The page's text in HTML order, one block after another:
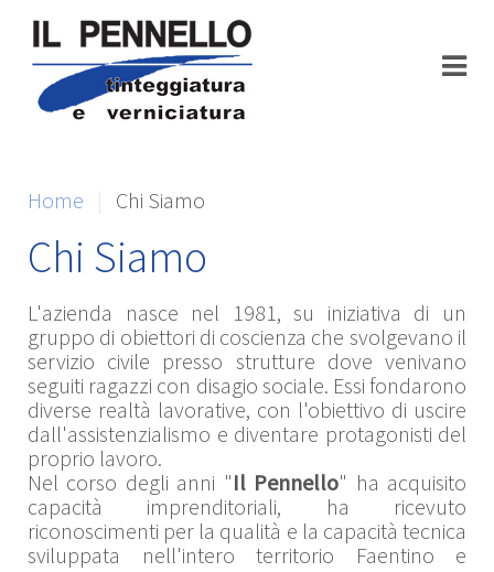
Home Chi Siamo
Chi Siamo
L'azienda nasce nel 1981, su iniziativa di un
gruppo di obiettori di coscienza che svolgevano il
servizio civile presso strutture dove venivano
seguiti ragazzi con disagio sociale. Essi fondarono
diverse realtà lavorative, con l'obiettivo di uscire
dall'assistenzialismo e diventare protagonisti del
proprio lavoro.
Nel corso degli anni "Il Pennello" ha acquisito
capacità imprenditoriali, ha ricevuto
riconoscimenti per la qualità e la capacità tecnica
sviluppata nell'intero territorio Faentino e